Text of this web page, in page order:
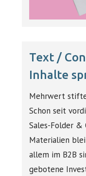
Text /
Inhalte
Mehrwert
Schon seit
Sales-Folder &
Materialien
allem im B2B
gebotene